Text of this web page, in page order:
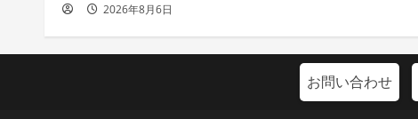
2026年8月6日
お問い合わせ